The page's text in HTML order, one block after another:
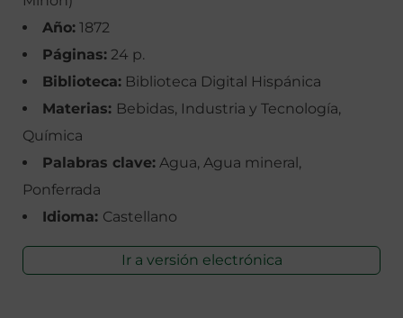
Año: 1872
Páginas: 24 p.
Biblioteca: Biblioteca Digital Hispánica
Materias: Bebidas, Industria y Tecnología,
Química
Palabras clave: Agua, Agua mineral,
Ponferrada
Idioma: Castellano
Ir a versión electrónica